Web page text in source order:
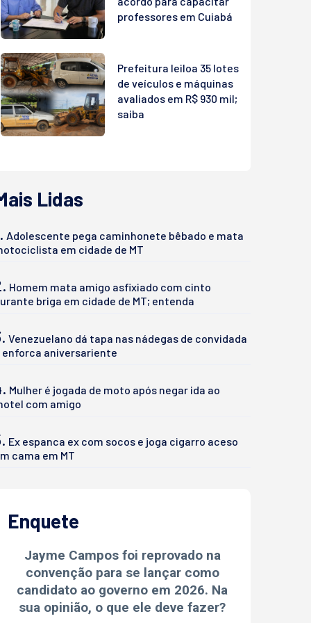
professores em Cuiabá
Prefeitura leiloa 35 lotes
de veículos e máquinas
avaliados em R$ 930 mil;
saiba
Lidas
Adolescente pega caminhonete bêbado e mata
em cidade de MT
Homem mata amigo asfixiado com cinto
briga em cidade de MT; entenda
Venezuelano dá tapa nas nádegas de convidada
enforca aniversariente
Mulher é jogada de moto após negar ida ao
com amigo
Ex espanca ex com socos e joga cigarro aceso
cama em MT
Enquete
Jayme Campos foi reprovado na
convenção para se lançar como
candidato ao governo em 2026. Na
sua opinião, o que ele deve fazer?